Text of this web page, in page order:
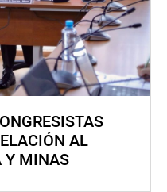
AL
Y MINAS